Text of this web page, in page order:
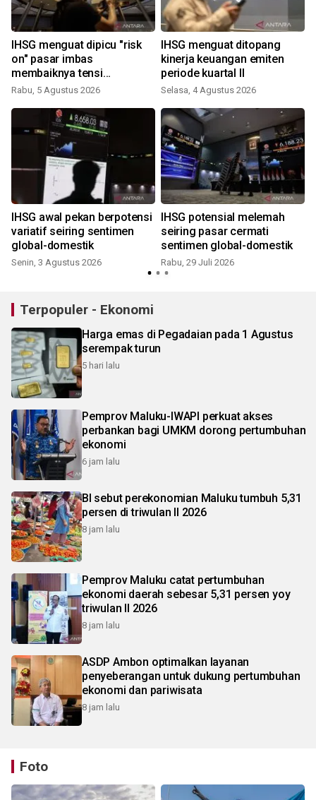
IHSG menguat dipicu "risk
on" pasar imbas
membaiknya tensi
geopolitik
Rabu, 5 Agustus 2026
IHSG menguat ditopang
kinerja keuangan emiten
periode kuartal II
Selasa, 4 Agustus 2026
IHSG awal pekan berpotensi
variatif seiring sentimen
global-domestik
Senin, 3 Agustus 2026
IHSG potensial melemah
seiring pasar cermati
sentimen global-domestik
Rabu, 29 Juli 2026
Terpopuler - Ekonomi
Harga emas di Pegadaian pada 1 Agustus
serempak turun
5 hari lalu
Pemprov Maluku-IWAPI perkuat akses
perbankan bagi UMKM dorong pertumbuhan
ekonomi
6 jam lalu
BI sebut perekonomian Maluku tumbuh 5,31
persen di triwulan II 2026
8 jam lalu
Pemprov Maluku catat pertumbuhan
ekonomi daerah sebesar 5,31 persen yoy
triwulan II 2026
8 jam lalu
ASDP Ambon optimalkan layanan
penyeberangan untuk dukung pertumbuhan
ekonomi dan pariwisata
8 jam lalu
Foto